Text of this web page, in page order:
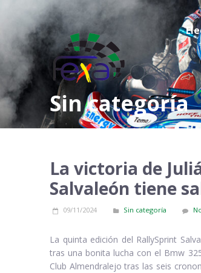
Sin categoría
La victoria de
Salvaleón tiene
09/11/2024 Sin categoría
La quinta edición del RallySprint
tras una bonita lucha con el Bmw
Club Almendralejo tras las seis